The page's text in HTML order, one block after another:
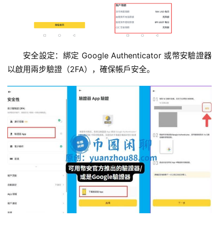
安全設定：綁定 Google Authenticator 或幣安驗證器
以啟用兩步驗證（2FA），確保帳戶安全。